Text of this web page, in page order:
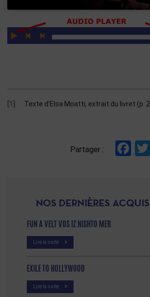
1 Texte d’Elsa Moatti, extrait du livret (p.
Partager :
NOS DERNIÈRES
FUN A VELT VOS IZ NISHTO MER
Lire la suite
EXILE TO HOLLYWOOD
Lire la suite